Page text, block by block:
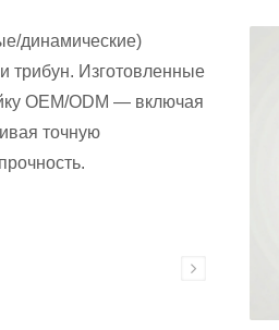
динамические)
трибун. Изготовленные
OEM/ODM — включая
точную